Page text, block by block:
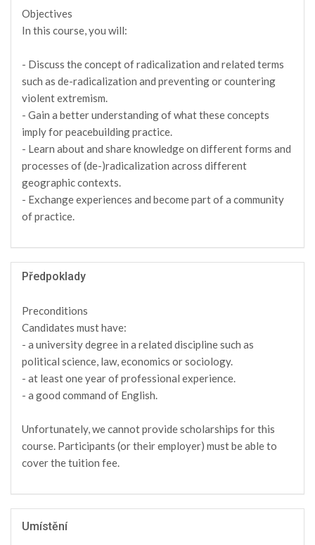
Objectives
In this course, you will:
- Discuss the concept of radicalization and related terms
such as de-radicalization and preventing or countering
violent extremism.
- Gain a better understanding of what these concepts
imply for peacebuilding practice.
- Learn about and share knowledge on different forms and
processes of (de-)radicalization across different
geographic contexts.
- Exchange experiences and become part of a community
of practice.
Předpoklady
Preconditions
Candidates must have:
- a university degree in a related discipline such as
political science, law, economics or sociology.
- at least one year of professional experience.
- a good command of English.
Unfortunately, we cannot provide scholarships for this
course. Participants (or their employer) must be able to
cover the tuition fee.
Umístění